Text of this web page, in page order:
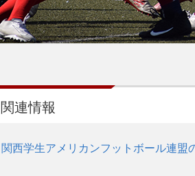
関連情報
関西学生アメリカンフットボール連盟